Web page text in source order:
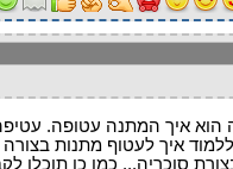
איך המתנה עטופה. עטיפה
איך לעטוף מתנות בצורה
סוכריה... כמו כן תוכלו